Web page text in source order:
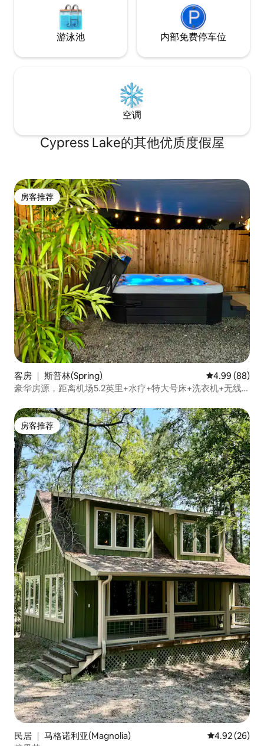
游泳池 内部免费停车位
空调
Cypress Lake的其他优质度假屋
房客推荐
房客推荐
客房 ｜ 斯普林(Spring) 平均评分 4.99
4.99 (88)
豪华房源，距离机场5.2英里+水疗+特大号床+洗衣机+无线
房客推荐
房客推荐
民居 ｜ 马格诺利亚(Magnolia) 平均评分
4.92 (26)